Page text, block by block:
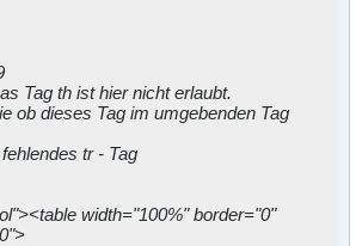
Tag th ist hier nicht erlaubt.
ob dieses Tag im umgebenden Tag
tr - Tag
width="100%" border="0"